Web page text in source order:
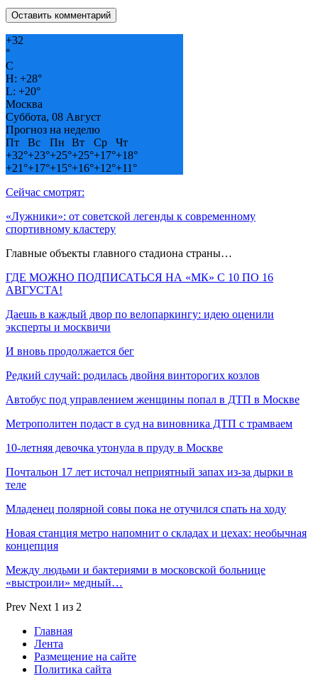
+32
°
C
H: +28°
L: +20°
Москва
Суббота, 08 Август
Прогноз на неделю
Пт
Вс Пн Вт Ср
Чт
+32°+23°+25°+25°+17°+18°
+21°+17°+15°+16°+12°+11°
Сейчас смотрят:
«Лужники»: от советской легенды к современному
спортивному кластеру
Главные объекты главного стадиона страны…
ГДЕ МОЖНО ПОДПИСАТЬСЯ НА «МК» С 10 ПО 16
АВГУСТА!
Даешь в каждый двор по велопаркингу: идею оценили
эксперты и москвичи
И вновь продолжается бег
Редкий случай: родилась двойня винторогих козлов
Автобус под управлением женщины попал в ДТП в Москве
Метрополитен подаст в суд на виновника ДТП с трамваем
10-летняя девочка утонула в пруду в Москве
Почтальон 17 лет источал неприятный запах из-за дырки в
теле
Младенец полярной совы пока не отучился спать на ходу
Новая станция метро напомнит о складах и цехах: необычная
концепция
Между людьми и бактериями в московской больнице
«выстроили» медный…
Prev Next 1 из 2
Главная
Лента
Размещение на сайте
Политика сайта